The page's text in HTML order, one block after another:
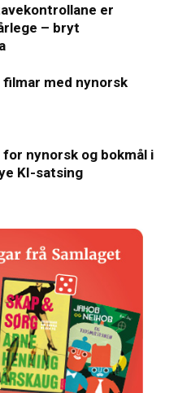
er
– bryt
filmar med nynorsk
for nynorsk og bokmål i
KI-satsing